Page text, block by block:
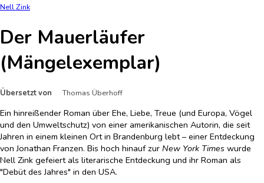
Nell Zink
Der Mauerläufer
(Mängelexemplar)
Übersetzt von Thomas Überhoff
Ein hinreißender Roman über Ehe, Liebe, Treue (und Europa, Vögel
und den Umweltschutz) von einer amerikanischen Autorin, die seit
Jahren in einem kleinen Ort in Brandenburg lebt – einer Entdeckung
von Jonathan Franzen. Bis hoch hinauf zur New York Times wurde
Nell Zink gefeiert als literarische Entdeckung und ihr Roman als
"Debüt des Jahres" in den USA.